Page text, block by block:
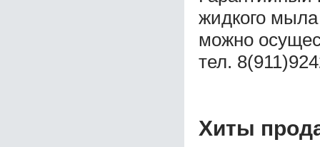
жидкого
можно
тел.
Хиты